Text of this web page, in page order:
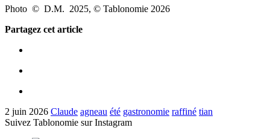
Photo © D.M. 2025, © Tablonomie 2026
Partagez cet article
2 juin 2026 Claude agneau été gastronomie raffiné tian
Suivez Tablonomie sur Instagram